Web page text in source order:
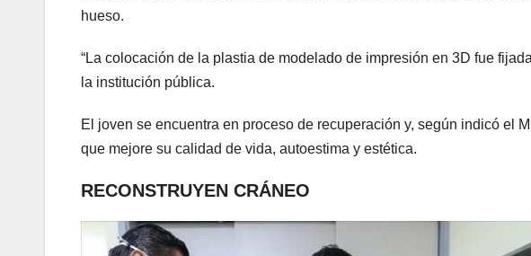
hueso.
“La colocación de la plastia de modelado de impresión en 3D fue
la institución pública.
El joven se encuentra en proceso de recuperación y, según indicó el
que mejore su calidad de vida, autoestima y estética.
RECONSTRUYEN CRÁNEO